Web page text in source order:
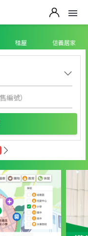
租屋 信義居家